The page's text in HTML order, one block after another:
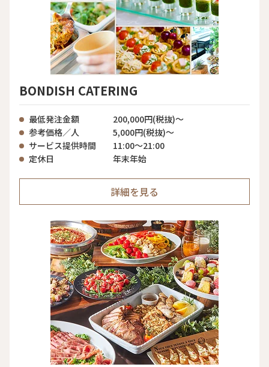
BONDISH CATERING
最低発注金額
200,000円(税抜)～
参考価格／人
5,000円(税抜)～
サービス提供時間
11:00〜21:00
定休日
年末年始
詳細を見る